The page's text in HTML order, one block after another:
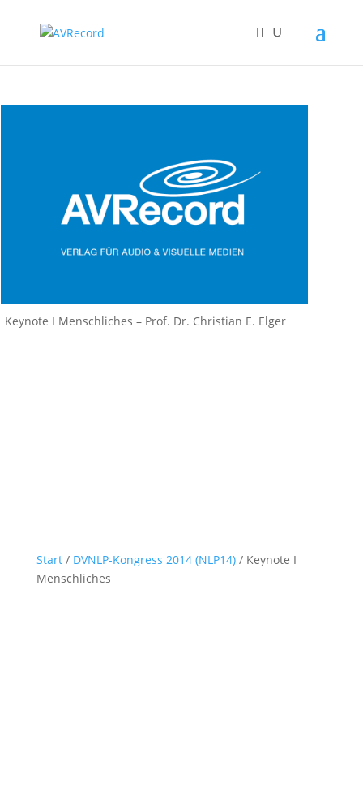
Keynote I Menschliches – Prof. Dr. Christian E. Elger
Start/ DVNLP-Kongress 2014 (NLP14)/ Keynote I
Menschliches